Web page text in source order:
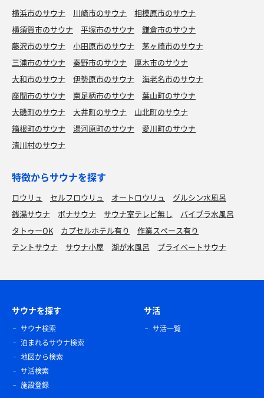
横浜市のサウナ 川崎市のサウナ
相模原市のサウナ
横須賀市のサウナ
平塚市のサウナ
鎌倉市のサウナ
藤沢市のサウナ
小田原市のサウナ
茅ヶ崎市のサウナ
三浦市のサウナ
秦野市のサウナ
厚木市のサウナ
大和市のサウナ
伊勢原市のサウナ
海老名市のサウナ
座間市のサウナ
南足柄市のサウナ
葉山町のサウナ
大磯町のサウナ
大井町のサウナ
山北町のサウナ
箱根町のサウナ
湯河原町のサウナ
愛川町のサウナ
清川村のサウナ
特徴からサウナを探す
ロウリュ セルフロウリュ オートロウリュ
グルシン水風呂
銭湯サウナ
ボナサウナ サウナ室テレビ無し
バイブラ水風呂
タトゥーOK
カプセルホテル有り
作業スペース有り
テントサウナ
サウナ小屋 湖が水風呂 プライベートサウナ
サウナを探す
サウナ検索
泊まれるサウナ検索
地図から検索
サ活検索
施設登録
サ活
サ活一覧